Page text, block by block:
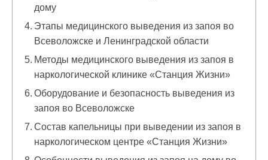
дому
Этапы медицинского выведения из запоя во
Всеволожске и Ленинградской области
Методы медицинского выведения из запоя в
наркологической клинике «Станция Жизни»
Оборудование и безопасность выведения из
запоя во Всеволожске
Состав капельницы при выведении из запоя в
наркологическом центре «Станция Жизни»